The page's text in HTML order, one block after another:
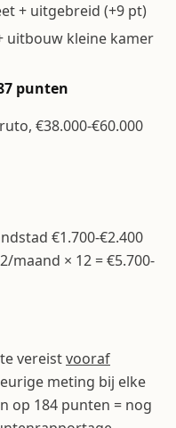
+ uitgebreid (+9 pt)
uitbouw kleine kamer
punten
€38.000-€60.000
€1.700-€2.400
maand × 12 = €5.700-
vereistvooraf
meting bij elke
op 184 punten = nog